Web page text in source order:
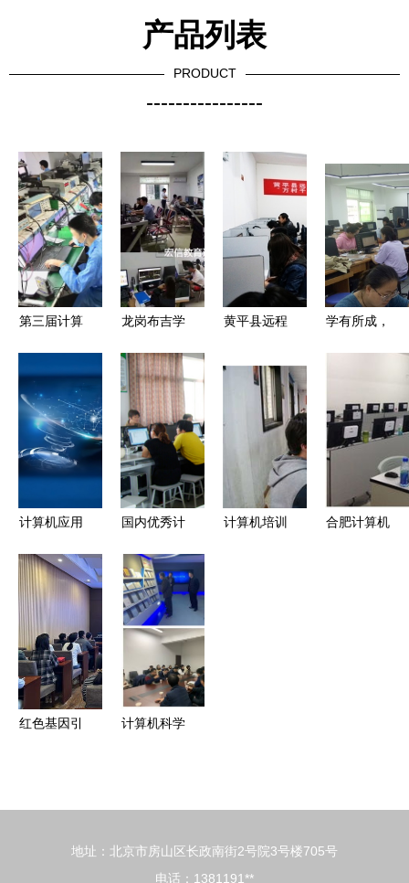
产品列表
PRODUCT
----------------
第三届计算
与数据恢复
模拟比赛在
红警实训车
间成功举
算机技术培
龙岗布吉学
技能，首选
宏信计算机
技术培训
黄平县远程
理员暨“万
村千乡”网
页维护培训
会计算机技
术培训总结
学有所成，
乾元成校计
算机操作
（专项能
力）培训班
参加技能鉴
计算机应用
专业大类?
国内优秀计
构与实用培
训资源解析
计算机培训
合肥计算机
红色基因引
展党性教育
计算机科学
研，深化计
地址：北京市房山区长政南街2号院3号楼705号
电话：1381191**